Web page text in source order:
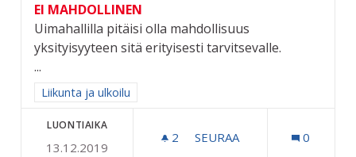
EI MAHDOLLINEN
Uimahallilla pitäisi olla mahdollisuus
yksityisyyteen sitä erityisesti tarvitsevalle.
...
Rajaa tulokset aihepiirin mukaan: Liikunta ja ulkoilu
Liikunta ja ulkoilu
LUONTIAIKA
13.12.2019
2 2 SEURAAJAA
SEURAA 0